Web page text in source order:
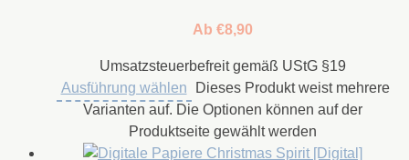
Ab €8,90
Umsatzsteuerbefreit gemäß UStG §19
Ausführung wählen
Dieses Produkt weist mehrere
Varianten auf. Die Optionen können auf der
Produktseite gewählt werden